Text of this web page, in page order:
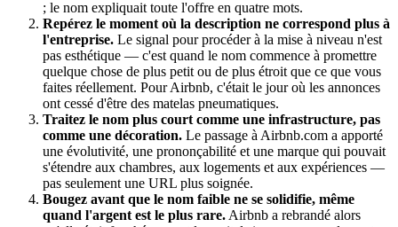
; le nom expliquait toute l'offre en quatre mots.
Repérez le moment où la description ne correspond plus à
l'entreprise. Le signal pour procéder à la mise à niveau n'est
pas esthétique — c'est quand le nom commence à promettre
quelque chose de plus petit ou de plus étroit que ce que vous
faites réellement. Pour Airbnb, c'était le jour où les annonces
ont cessé d'être des matelas pneumatiques.
Traitez le nom plus court comme une infrastructure, pas
comme une décoration. Le passage à Airbnb.com a apporté
une évolutivité, une prononçabilité et une marque qui pouvait
s'étendre aux chambres, aux logements et aux expériences —
pas seulement une URL plus soignée.
Bougez avant que le nom faible ne se solidifie, même
quand l'argent est le plus rare. Airbnb a rebrandé alors